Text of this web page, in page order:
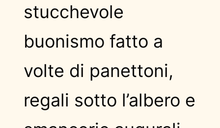
stucchevole
buonismo fatto a
volte di panettoni,
regali sotto l’albero e